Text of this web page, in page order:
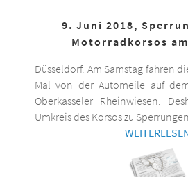
9. Juni 2018,
Motorradkorsos
Düsseldorf. Am Samstag fahren
Mal von der Automeile auf
Oberkasseler Rheinwiesen.
Umkreis des Korsos zu Sperrungen.